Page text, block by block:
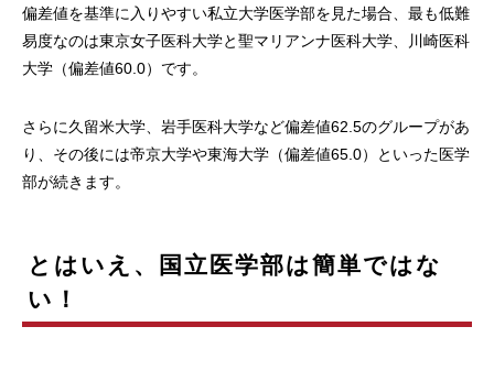
偏差値を基準に入りやすい私立大学医学部を見た場合、最も低難
易度なのは東京女子医科大学と聖マリアンナ医科大学、川崎医科
大学（偏差値60.0）です。
さらに久留米大学、岩手医科大学など偏差値62.5のグループがあ
り、その後には帝京大学や東海大学（偏差値65.0）といった医学
部が続きます。
とはいえ、国立医学部は簡単ではな
い！